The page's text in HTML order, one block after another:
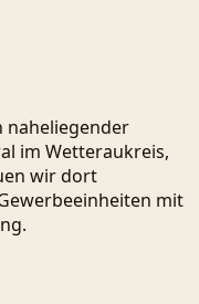
naheliegender
im Wetteraukreis,
wir dort
mit